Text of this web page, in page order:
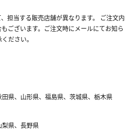
担当する販売店舗が異なります。 ご注文内
ございます。ご注文時にメールにてお知ら
ださい。
県、山形県、福島県、茨城県、栃木県
県、長野県